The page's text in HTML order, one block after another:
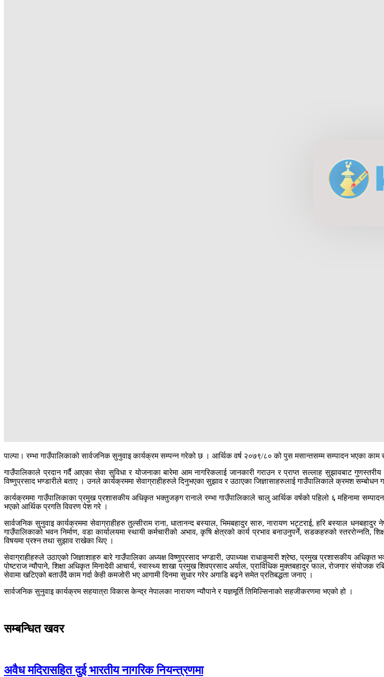
पाल्पा। रम्भा गाउँपालिकाको सार्वजनिक सुनुवाइ कार्यक्रम सम्पन्न गरेको छ । आर्थिक वर्ष २०७९/८० को पुस मसान्तसम्म सम्पादन भएका काम
गाउँपालिकाले प्रदान गर्दै आएका सेवा सुविधा र योजनाका बारेमा आम नागरिकलाई जानकारी गराउन र प्राप्त सल्लाह सुझावबाट
विष्णुप्रसाद भण्डारीले बताए । उनले कार्यक्रममा सेवाग्राहीहरुले दिनुभएका सुझाव र उठाएका जिज्ञासाहरुलाई गाउँपालिकाले क्रमश सम्बोधन
कार्यक्रममा गाउँपालिकाका प्रमुख प्रशासकीय अधिकृत भक्तुजङ्ग रानाले रम्भा गाउँपालिकाले चालु आर्थिक वर्षको पहिलो ६ महिनामा
भएको आर्थिक प्रगति विवरण पेश गरे ।
सार्वजनिक सुनुवाइ कार्यक्रममा सेवाग्राहीहरु तुल्सीराम राना, धातानन्द बस्याल, भिमबहादुर सारु, नारायण भट्टराई, हरि बस्याल
गाउँपालिकाको भवन निर्माण, वडा कार्यालयमा स्थायी कर्मचारीको अभाव, कृषि क्षेत्रको कार्य प्रभाव बनाउनुपर्ने, सडकहरुको स्तररोन्नति,
विषयमा प्रश्न तथा सुझाव राखेका थिए ।
सेवाग्राहीहरुले उठाएको जिज्ञाशाहरु बारे गाउँपालिका अध्यक्ष विष्णुप्रसाद भण्डारी, उपाध्यक्ष राधाकुमारी श्रेष्ठ, प्रमुख प्रशासकीय
पोष्टराज न्यौपाने, शिक्षा अधिकृत मिनादेवी आचार्य, स्वास्थ्य शाखा प्रमुख शिवप्रसाद अर्याल, प्राविधिक मुक्तबहादुर फाल, रोजगार
सेवामा खटिएको बताउँदै काम गर्दा केही कमजोरी भए आगामी दिनमा सुधार गरेर अगाडि बढ्ने समेत प्रतिबद्धता जनाए ।
सार्वजनिक सुनुवाइ कार्यक्रम सहयात्रा विकास केन्द्र नेपालका नारायण न्यौपाने र यज्ञमूर्ति तिमिल्सिनाको सहजीकरणमा भएको हो ।
सम्बन्धित खवर
अवैध मदिरासहित दुई भारतीय नागरिक नियन्त्रणमा